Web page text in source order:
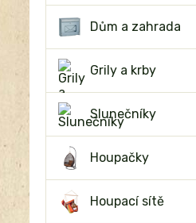
Dům a zahrada
Grily a krby
Slunečníky
Houpačky
Houpací sítě